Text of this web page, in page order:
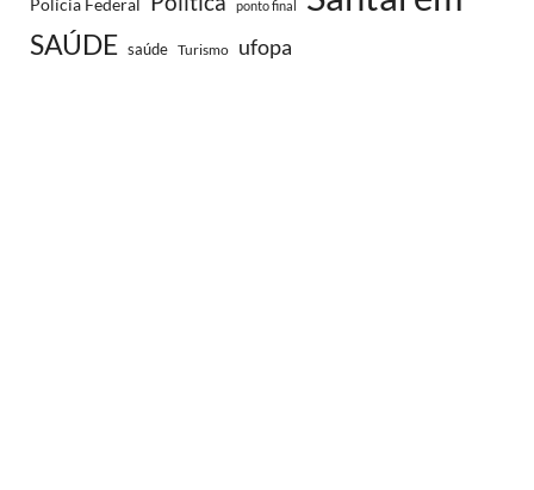
ponto final
SAÚDE saúde Turismo ufopa